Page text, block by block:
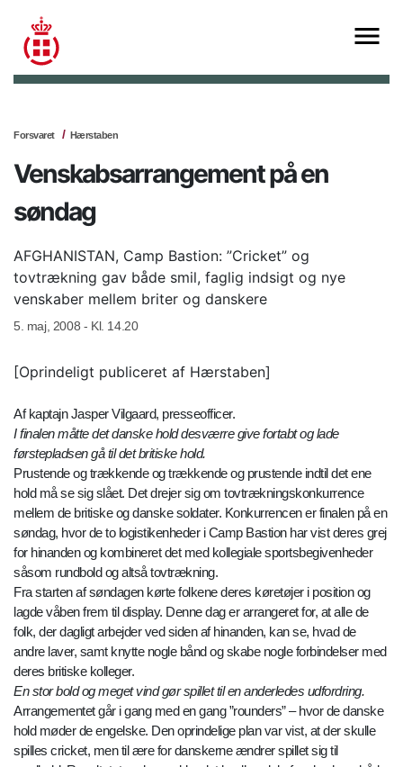
Forsvaret Hærstaben
Venskabsarrangement på en
søndag
AFGHANISTAN, Camp Bastion: ”Cricket” og
tovtrækning gav både smil, faglig indsigt og nye
venskaber mellem briter og danskere
5. maj, 2008 - Kl. 14.20
[Oprindeligt publiceret af Hærstaben]
Af kaptajn Jasper Vilgaard, presseofficer.
I finalen måtte det danske hold desværre give fortabt og lade
førstepladsen gå til det britiske hold.
Prustende og trækkende og trækkende og prustende indtil det ene
hold må se sig slået. Det drejer sig om tovtrækningskonkurrence
mellem de britiske og danske soldater. Konkurrencen er finalen på en
søndag, hvor de to logistikenheder i Camp Bastion har vist deres grej
for hinanden og kombineret det med kollegiale sportsbegivenheder
såsom rundbold og altså tovtrækning.
Fra starten af søndagen kørte folkene deres køretøjer i position og
lagde våben frem til display. Denne dag er arrangeret for, at alle de
folk, der dagligt arbejder ved siden af hinanden, kan se, hvad de
andre laver, samt knytte nogle bånd og skabe nogle forbindelser med
deres britiske kolleger.
En stor bold og meget vind gør spillet til en anderledes udfordring.
Arrangementet går i gang med en gang ”rounders” – hvor de danske
hold møder de engelske. Den oprindelige plan var vist, at der skulle
spilles cricket, men til ære for danskerne ændrer spillet sig til